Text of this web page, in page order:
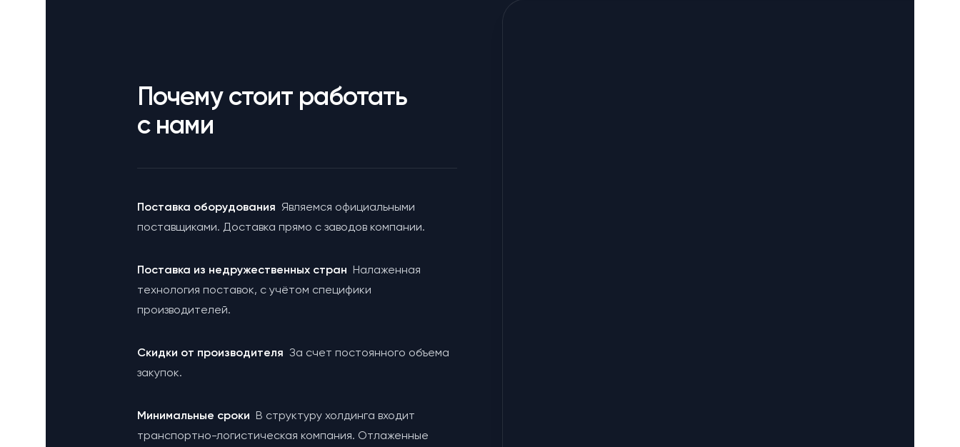
Почему стоит работать
с нами
Поставка оборудования Являемся официальными
поставщиками. Доставка прямо с заводов компании.
Поставка из недружественных стран Налаженная
технология поставок, с учётом специфики
производителей.
Cкидки от производителя За счет постоянного объема
закупок.
Минимальные сроки В структуру холдинга входит
транспортно-логистическая компания. Отлаженные